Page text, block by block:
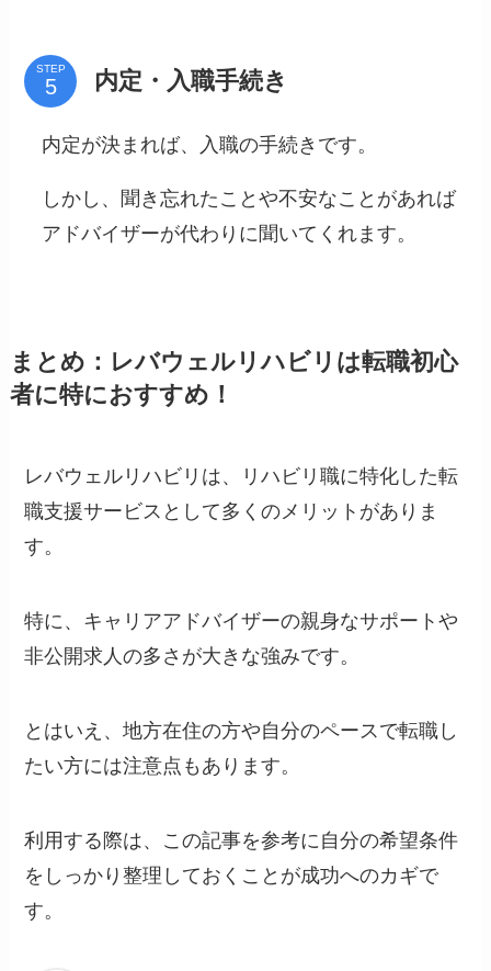
STEP 内定・入職手続き
内定が決まれば、入職の手続きです。
しかし、聞き忘れたことや不安なことがあれば
アドバイザーが代わりに聞いてくれます。
まとめ：レバウェルリハビリは転職初心
者に特におすすめ！
レバウェルリハビリは、リハビリ職に特化した転
職支援サービスとして多くのメリットがありま
す。
特に、キャリアアドバイザーの親身なサポートや
非公開求人の多さが大きな強みです。
とはいえ、地方在住の方や自分のペースで転職し
たい方には注意点もあります。
利用する際は、この記事を参考に自分の希望条件
をしっかり整理しておくことが成功へのカギで
す。